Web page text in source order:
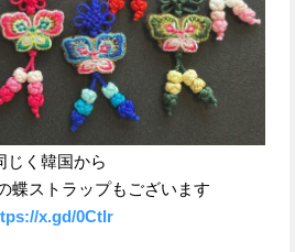
じく韓国から
蝶ストラップもございます
x.gd/0Ctlr